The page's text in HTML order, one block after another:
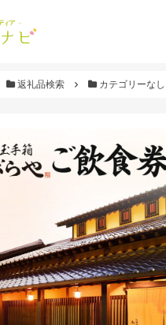
返礼品検索 カテゴリーなし